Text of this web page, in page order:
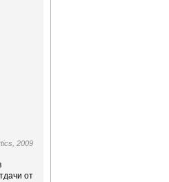
2009
от